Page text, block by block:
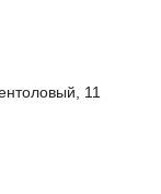
11